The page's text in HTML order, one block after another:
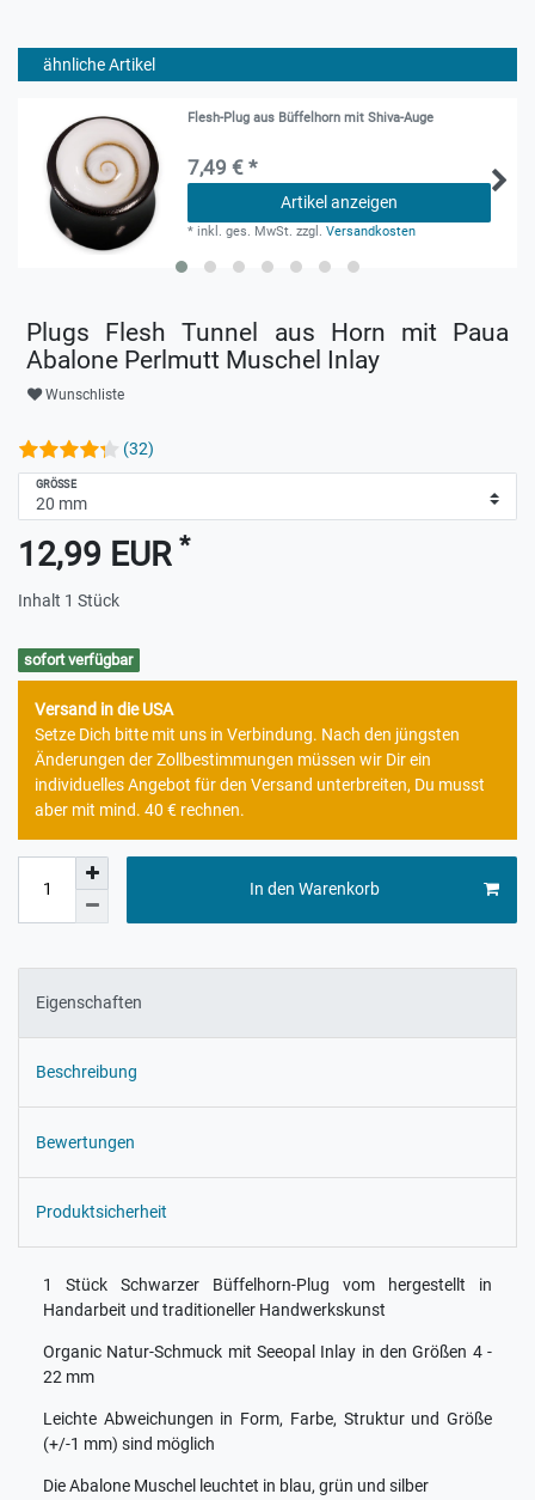
ähnliche Artikel
Flesh-Plug aus Büffelhorn mit Shiva-Auge
7,49 € *
Artikel anzeigen
* inkl. ges. MwSt. zzgl.Versandkosten
Plugs Flesh Tunnel aus Horn mit Paua
Abalone Perlmutt Muschel Inlay
Wunschliste
(32)
GRÖSSE
12,99 EUR *
Inhalt 1 Stück
sofort verfügbar
Versand in die USA
Setze Dich bitte mit uns in Verbindung. Nach den jüngsten
Änderungen der Zollbestimmungen müssen wir Dir ein
individuelles Angebot für den Versand unterbreiten, Du musst
aber mit mind. 40 € rechnen.
In den Warenkorb
Eigenschaften
Beschreibung
Bewertungen
Produktsicherheit
1 Stück Schwarzer Büffelhorn-Plug vom hergestellt in
Handarbeit und traditioneller Handwerkskunst
Organic Natur-Schmuck mit Seeopal Inlay in den Größen 4 -
22 mm
Leichte Abweichungen in Form, Farbe, Struktur und Größe
(+/-1 mm) sind möglich
Die Abalone Muschel leuchtet in blau, grün und silber